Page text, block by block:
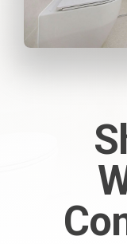
ΑΠΟΛΎΜΑΝΣΗ –
ΔΙΑΧΕΊΡΙΣΗ
ΔΙΑΜΌΡΦΩΣΗ &
ΣΤΌΧΟΙ ΚΑΙ